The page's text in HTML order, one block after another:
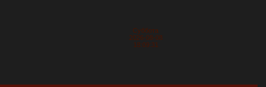
Суббота
2026-08-08
18:09:31